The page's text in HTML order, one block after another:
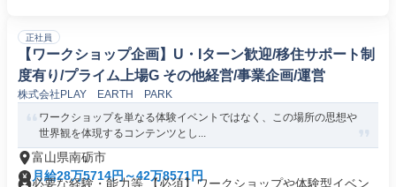
正社員
【ワークショップ企画】U・Iターン歓迎/移住サポート制
度有り/プライム上場G その他経営/事業企画/運営
株式会社PLAY EARTH PARK
ワークショップを単なる体験イベントではなく、この場所の思想や
世界観を体現するコンテンツとし...
富山県南砺市
月給28万5714円～42万8571円
必要な経験・能力等 【必須】ワークショップや体験型イベン